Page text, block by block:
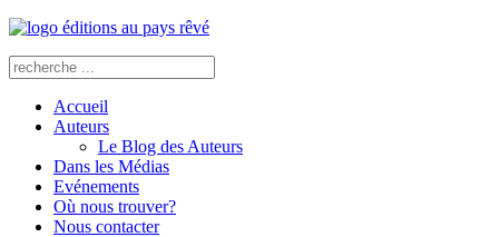
Accueil
Auteurs
Le Blog des Auteurs
Dans les Médias
Evénements
Où nous trouver?
Nous contacter